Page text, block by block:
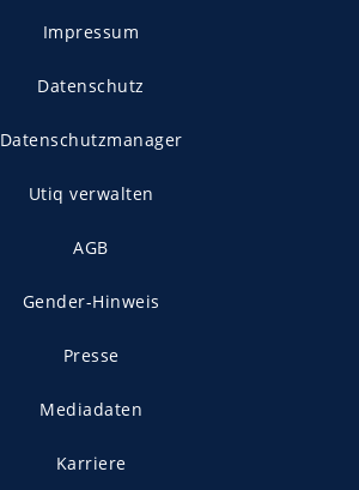
Impressum
Datenschutz
Datenschutzmanager
Utiq verwalten
AGB
Gender-Hinweis
Presse
Mediadaten
Karriere